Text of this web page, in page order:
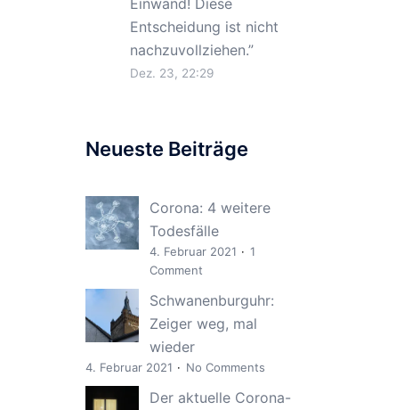
Entscheidung ist nicht
nachzuvollziehen.”
Dez. 23, 22:29
Neueste Beiträge
Corona: 4 weitere
Todesfälle
4. Februar 2021
1
Comment
Schwanenburguhr:
Zeiger weg, mal
wieder
4. Februar 2021 No Comments
Der aktuelle Corona-